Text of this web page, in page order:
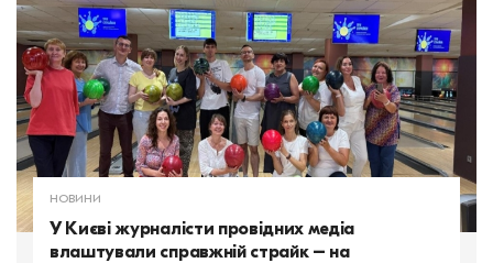
НОВИНИ
У Києві журналісти провідних медіа
влаштували справжній страйк – на